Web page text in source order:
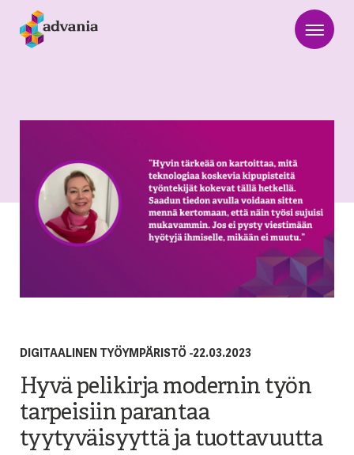
DIGITAALINEN TYÖYMPÄRISTÖ -22.03.2023
Hyvä pelikirja modernin työn
tarpeisiin parantaa
tyytyväisyyttä ja tuottavuutta